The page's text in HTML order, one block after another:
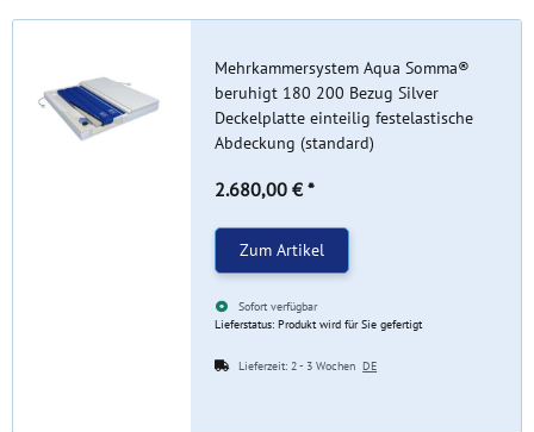
Mehrkammersystem Aqua Somma®
beruhigt 180 200 Bezug Silver
Deckelplatte einteilig festelastische
Abdeckung (standard)
2.680,00 € *
Zum Artikel
Sofort verfügbar
Lieferstatus: Produkt wird für Sie gefertigt
Lieferzeit:2 - 3 WochenDE